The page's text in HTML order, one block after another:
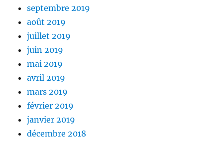
septembre 2019
août 2019
juillet 2019
juin 2019
mai 2019
avril 2019
mars 2019
février 2019
janvier 2019
décembre 2018